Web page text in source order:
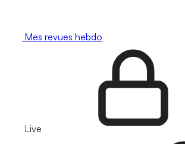
Mes revues hebdo
Live